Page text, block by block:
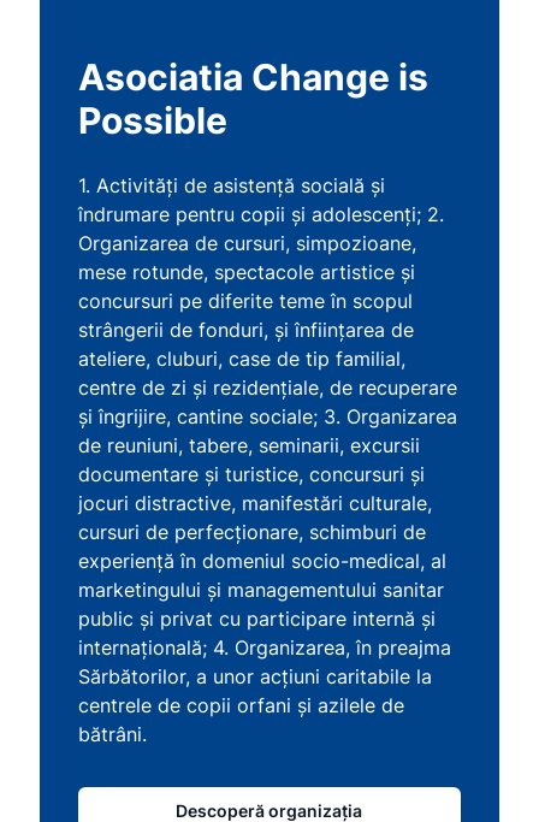
Asociatia Change is
Possible
1. Activități de asistență socială și
îndrumare pentru copii și adolescenți; 2.
Organizarea de cursuri, simpozioane,
mese rotunde, spectacole artistice şi
concursuri pe diferite teme în scopul
strângerii de fonduri, şi înfiinţarea de
ateliere, cluburi, case de tip familial,
centre de zi şi rezidenţiale, de recuperare
şi îngrijire, cantine sociale; 3. Organizarea
de reuniuni, tabere, seminarii, excursii
documentare şi turistice, concursuri şi
jocuri distractive, manifestări culturale,
cursuri de perfecţionare, schimburi de
experienţă în domeniul socio-medical, al
marketingului şi managementului sanitar
public şi privat cu participare internă şi
internaţională; 4. Organizarea, în preajma
Sărbătorilor, a unor acţiuni caritabile la
centrele de copii orfani şi azilele de
bătrâni.
Descoperă organizația